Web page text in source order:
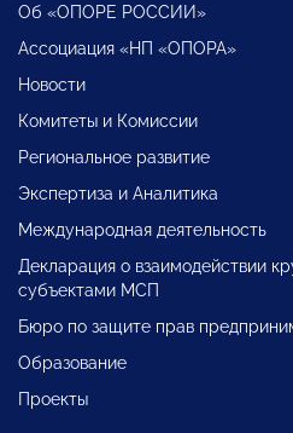
Об «ОПОРЕ РОССИИ»
Ассоциация «НП «ОПОРА»
Новости
Комитеты и Комиссии
Региональное развитие
Экспертиза и Аналитика
Международная деятельность
Декларация о взаимодействии
субъектами МСП
Бюро по защите прав
Образование
Проекты